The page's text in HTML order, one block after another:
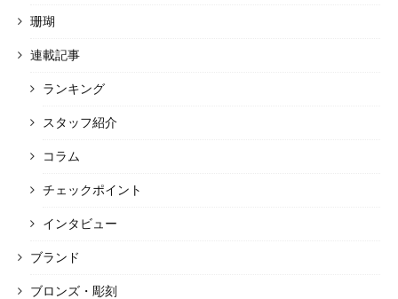
珊瑚
連載記事
ランキング
スタッフ紹介
コラム
チェックポイント
インタビュー
ブランド
ブロンズ・彫刻